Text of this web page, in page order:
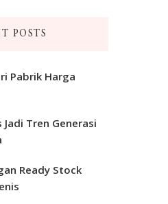
POSTS
Pabrik Harga
Tren Generasi
Ready Stock